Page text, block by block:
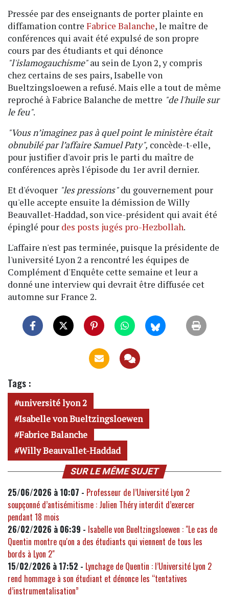
Pressée par des enseignants de porter plainte en
diffamation contre Fabrice Balanche, le maître de
conférences qui avait été expulsé de son propre
cours par des étudiants et qui dénonce
"l'islamogauchisme"au sein de Lyon 2, y compris
chez certains de ses pairs, Isabelle von
Bueltzingsloewen a refusé. Mais elle a tout de même
reproché à Fabrice Balanche de mettre "de l'huile sur
le feu".
"Vous n’imaginez pas à quel point le ministère était
obnubilé par l’affaire Samuel Paty", concède-t-elle,
pour justifier d'avoir pris le parti du maître de
conférences après l'épisode du 1er avril dernier.
Et d'évoquer "les pressions"du gouvernement pour
qu'elle accepte ensuite la démission de Willy
Beauvallet-Haddad, son vice-président qui avait été
épinglé pour des posts jugés pro-Hezbollah.
L'affaire n'est pas terminée, puisque la présidente de
l'université Lyon 2 a rencontré les équipes de
Complément d'Enquête cette semaine et leur a
donné une interview qui devrait être diffusée cet
automne sur France 2.
Tags :
université lyon 2
Isabelle von Bueltzingsloewen
Fabrice Balanche
Willy Beauvallet-Haddad
SUR LE MÊME SUJET
25/06/2026 à 10:07 - Professeur de l’Université Lyon 2
soupçonné d’antisémitisme : Julien Théry interdit d’exercer
pendant 18 mois
26/02/2026 à 06:39 - Isabelle von Bueltzingsloewen : "Le cas de
Quentin montre qu'on a des étudiants qui viennent de tous les
bords à Lyon 2"
15/02/2026 à 17:52 - Lynchage de Quentin : l’Université Lyon 2
rend hommage à son étudiant et dénonce les “tentatives
d’instrumentalisation”